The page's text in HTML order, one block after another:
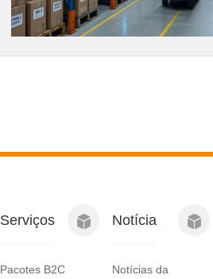
Serviços
Pacotes B2C
Notícia
Notícias da